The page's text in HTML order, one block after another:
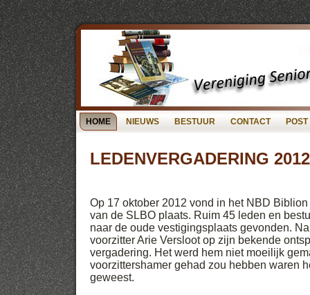
HOME NIEUWS BESTUUR CONTACT POST
LEDENVERGADERING 2012
Op 17 oktober 2012 vond in het NBD
van de SLBO plaats. Ruim 45 leden en
naar de oude vestigingsplaats gevonden.
voorzitter Arie Versloot op zijn bekende
vergadering. Het werd hem niet moeilijk
voorzittershamer gehad zou hebben waren
geweest.